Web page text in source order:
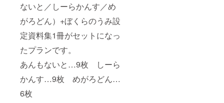
ないと／しーらかんす／め
がろどん）+ぼくらのうみ設
定資料集1冊がセットになっ
たプランです。
あんもないと…9枚 しーら
かんす…9枚 めがろどん…
6枚